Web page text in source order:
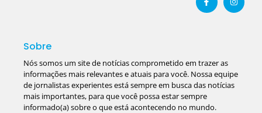
Sobre
Nós somos um site de notícias comprometido em trazer as
informações mais relevantes e atuais para você. Nossa equipe
de jornalistas experientes está sempre em busca das notícias
mais importantes, para que você possa estar sempre
informado(a) sobre o que está acontecendo no mundo.